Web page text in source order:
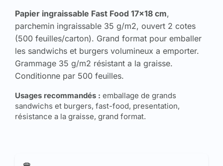
Papier ingraissable Fast Food 17x18 cm,
parchemin ingraissable 35 g/m2, ouvert 2 cotes
(500 feuilles/carton). Grand format pour emballer
les sandwichs et burgers volumineux a emporter.
Grammage 35 g/m2 résistant a la graisse.
Conditionne par 500 feuilles.
Usages recommandés : emballage de grands
sandwichs et burgers, fast-food, presentation,
résistance a la graisse, grand format.